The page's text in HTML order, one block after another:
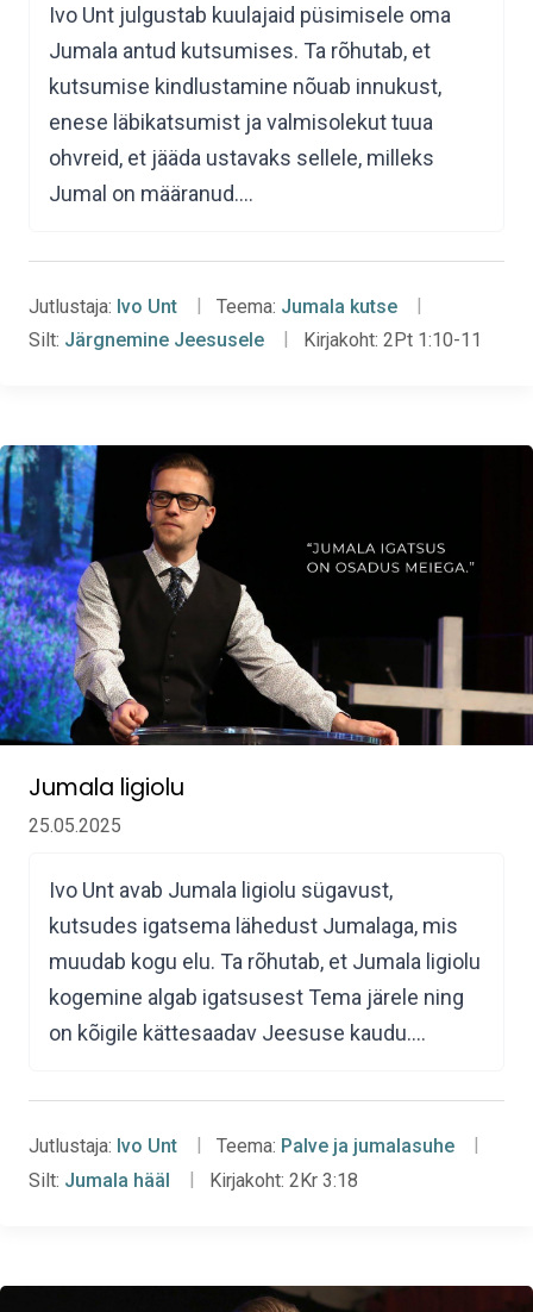
Ivo Unt julgustab kuulajaid püsimisele oma
Jumala antud kutsumises. Ta rõhutab, et
kutsumise kindlustamine nõuab innukust,
enese läbikatsumist ja valmisolekut tuua
ohvreid, et jääda ustavaks sellele, milleks
Jumal on määranud.…
Jutlustaja: Ivo Unt Teema: Jumala kutse
Silt: Järgnemine Jeesusele Kirjakoht: 2Pt 1:10-11
Jumala ligiolu
25.05.2025
Ivo Unt avab Jumala ligiolu sügavust,
kutsudes igatsema lähedust Jumalaga, mis
muudab kogu elu. Ta rõhutab, et Jumala ligiolu
kogemine algab igatsusest Tema järele ning
on kõigile kättesaadav Jeesuse kaudu.…
Jutlustaja: Ivo Unt Teema: Palve ja jumalasuhe
Silt: Jumala hääl Kirjakoht: 2Kr 3:18